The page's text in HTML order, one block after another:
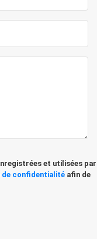
et utilisées par
de confidentialité afin de